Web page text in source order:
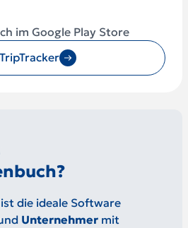
im Google Play Store
die ideale Software
Unternehmer mit